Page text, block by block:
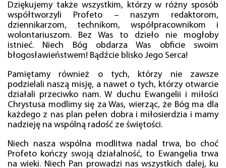
Dziękujemy także wszystkim, którzy w różny sposób
współtworzyli Profeto – naszym redaktorom,
dziennikarzom, technikom, współpracownikom i
wolontariuszom. Bez Was to dzieło nie mogłoby
istnieć. Niech Bóg obdarza Was obficie swoim
błogosławieństwem! Bądźcie blisko Jego Serca!
Pamiętamy również o tych, którzy nie zawsze
podzielali naszą misję, a nawet o tych, którzy otwarcie
działali przeciwko nam. W duchu Ewangelii i miłości
Chrystusa modlimy się za Was, wierząc, że Bóg ma dla
każdego z nas plan pełen dobra i miłosierdzia i mamy
nadzieję na wspólną radość ze świętości.
Niech nasza wspólna modlitwa nadal trwa, bo choć
Profeto kończy swoją działalność, to Ewangelia trwa
na wieki. Niech Pan prowadzi nas wszystkich dalej, ku